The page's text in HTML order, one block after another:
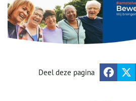
Deel deze pagina